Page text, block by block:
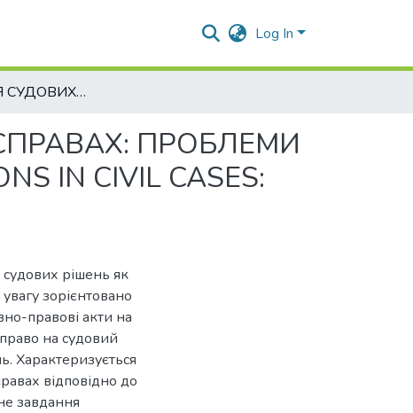
Log In
ВИКОНАННЯ СУДОВИХ РІШЕНЬ У ЦИВІЛЬНИХ СПРАВАХ: ПРОБЛЕМИ СЬОГОДЕННЯ. ENFORCEMENT OF COURT DECISIONS IN CIVIL CASES: TODAY'S PROBLEMS
ПРОБЛЕМИ
IN CIVIL CASES:
рішень як
зорієнтовано
правові акти на
на судовий
Характеризується
відповідно до
завдання